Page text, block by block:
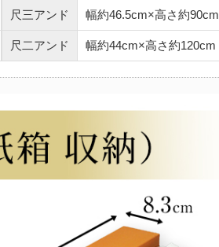
尺三アンド 幅約46.5cm×高さ約90cm
尺二アンド 幅約44cm×高さ約120cm